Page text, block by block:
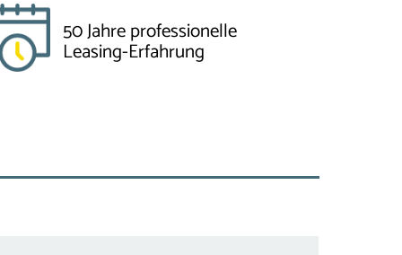
50 Jahre professionelle
Leasing-Erfahrung